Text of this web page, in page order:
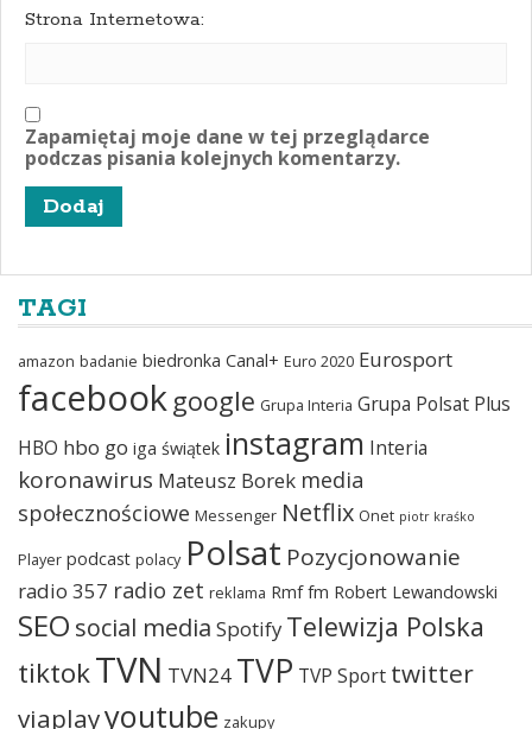
Strona Internetowa:
Zapamiętaj moje dane w tej przeglądarce
podczas pisania kolejnych komentarzy.
TAGI
amazon badanie biedronka Canal+ Euro 2020 Eurosport
facebook google Grupa Interia Grupa Polsat Plus
HBO hbo go iga świątek instagram Interia
koronawirus Mateusz Borek media
społecznościowe Messenger Netflix Onet piotr kraśko
Player podcast polacy Polsat Pozycjonowanie
radio 357 radio zet reklama Rmf fm Robert Lewandowski
SEO social media Spotify Telewizja Polska
tiktokTVN TVN24 TVP TVP Sport twitter
viaplayyoutube zakupy